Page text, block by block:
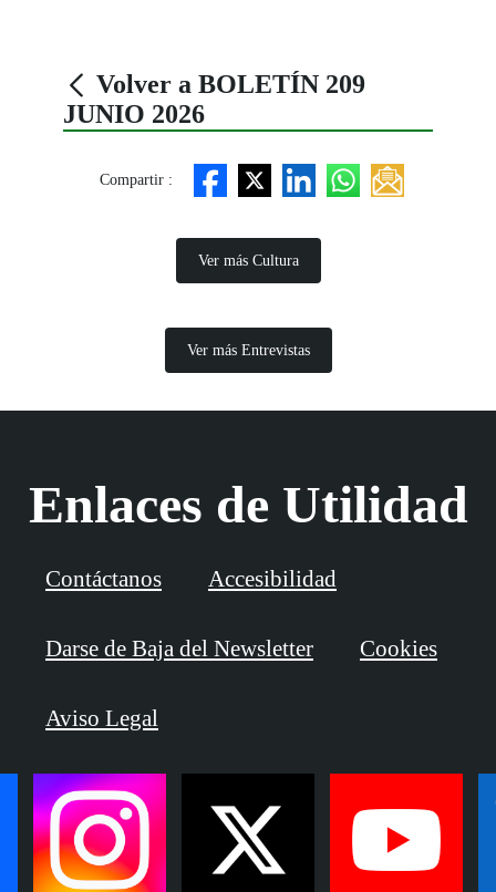
Volver a BOLETÍN 209
JUNIO 2026
Compartir :
Ver más Cultura
Ver más Entrevistas
Enlaces de Utilidad
Contáctanos Accesibilidad
Darse de Baja del Newsletter Cookies
Aviso Legal